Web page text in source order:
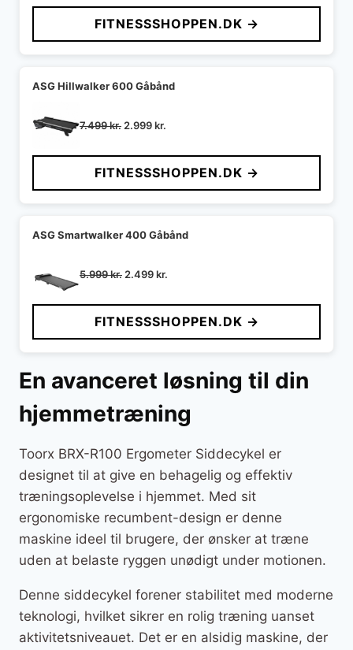
pris
var:
4.999 kr..
pris
er:
1.499 kr..
FITNESSSHOPPEN.DK →
ASG Hillwalker 600 Gåbånd
7.499kr. Den
pris
var:
7.499 kr..
2.999kr.
pris
er:
2.999 kr..
FITNESSSHOPPEN.DK →
ASG Smartwalker 400 Gåbånd
5.999kr. Den
pris
var:
5.999 kr..
2.499kr.
pris
er:
2.499 kr..
FITNESSSHOPPEN.DK →
En avanceret løsning til din
hjemmetræning
Toorx BRX-R100 Ergometer Siddecykel er
designet til at give en behagelig og effektiv
træningsoplevelse i hjemmet. Med sit
ergonomiske recumbent-design er denne
maskine ideel til brugere, der ønsker at træne
uden at belaste ryggen unødigt under motionen.
Denne siddecykel forener stabilitet med moderne
teknologi, hvilket sikrer en rolig træning uanset
aktivitetsniveauet. Det er en alsidig maskine, der